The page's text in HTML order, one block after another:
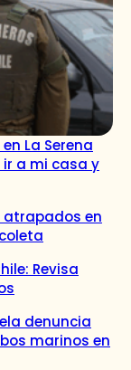
La Serena
ir a mi casa y
atrapados en
Revisa
denuncia
marinos en